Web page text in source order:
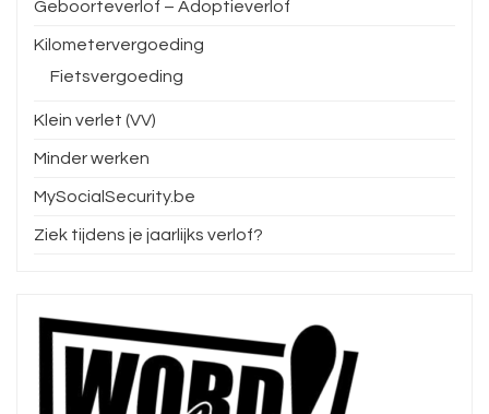
Geboorteverlof – Adoptieverlof
Kilometervergoeding
Fietsvergoeding
Klein verlet (VV)
Minder werken
MySocialSecurity.be
Ziek tijdens je jaarlijks verlof?